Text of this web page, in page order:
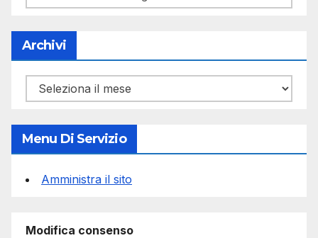
Archivi
Archivi
Menu Di Servizio
Amministra il sito
Modifica consenso